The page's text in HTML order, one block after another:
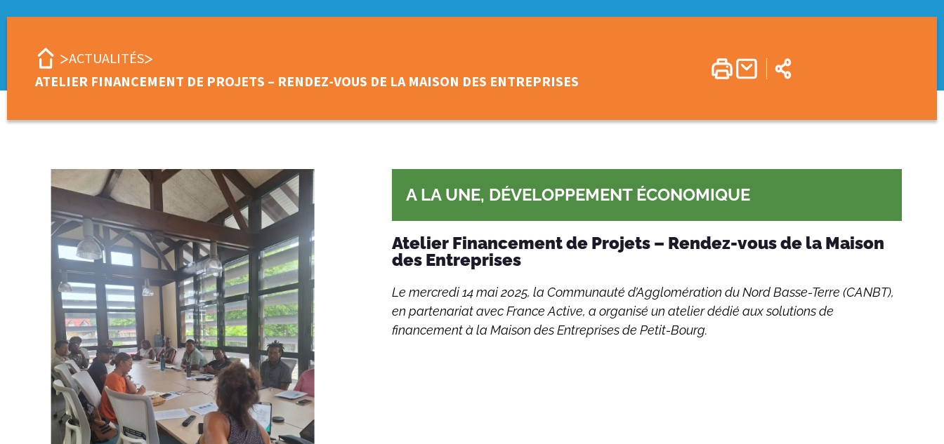
ACTUALITÉS
ATELIER FINANCEMENT DE PROJETS – RENDEZ-VOUS DE LA MAISON DES ENTREPRISES
A LA UNE, DÉVELOPPEMENT ÉCONOMIQUE
Atelier Financement de Projets – Rendez-vous de la Maison
des Entreprises
Le mercredi 14 mai 2025, la Communauté d’Agglomération du Nord Basse-Terre (CANBT),
en partenariat avec France Active, a organisé un atelier dédié aux solutions de
financement à la Maison des Entreprises de Petit-Bourg.